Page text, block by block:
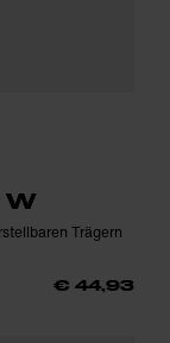
W
Trägern
€ 44,93